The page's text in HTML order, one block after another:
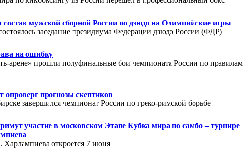
состав мужской сборной России по дзюдо на Олимпийские игры
заседание президиума Федерации дзюдо России (ФДР)
на ошибку
арене» прошли полуфинальные бои чемпионата России по правилам
опроверг прогнозы скептиков
завершился чемпионат России по греко-римской борьбе
участие в московском Этапе Кубка мира по самбо – турнире
Харлампиева откроется 7 июня